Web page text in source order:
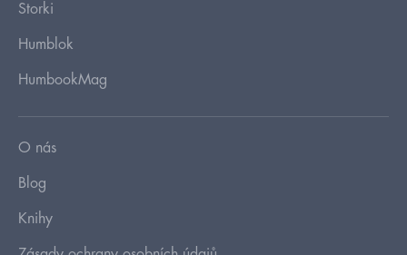
Storki
Humblok
HumbookMag
O nás
Blog
Knihy